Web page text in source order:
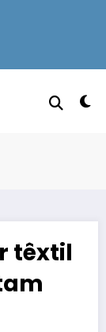
têxtil